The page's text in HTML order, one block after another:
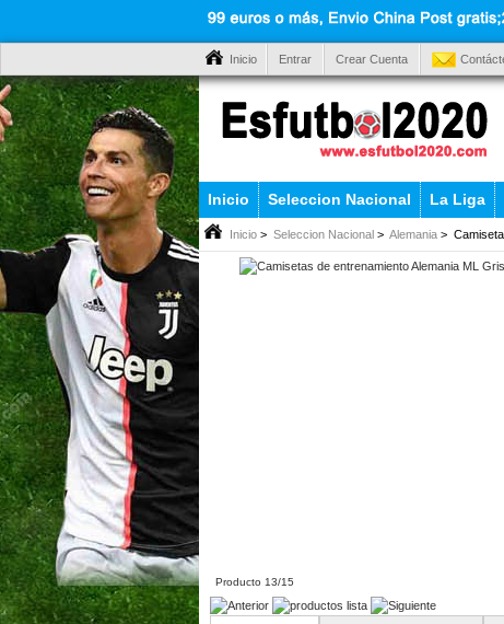
Inicio Entrar Crear Cuenta
Inicio Seleccion Nacional La Liga
Inicio > Seleccion Nacional > Alemania >
Producto 13/15